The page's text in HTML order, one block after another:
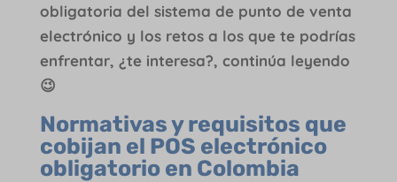
obligatoria del sistema de punto de venta
electrónico y los retos a los que te podrías
enfrentar, ¿te interesa?, continúa leyendo
😉
Normativas y requisitos que
cobijan el POS electrónico
obligatorio en Colombia